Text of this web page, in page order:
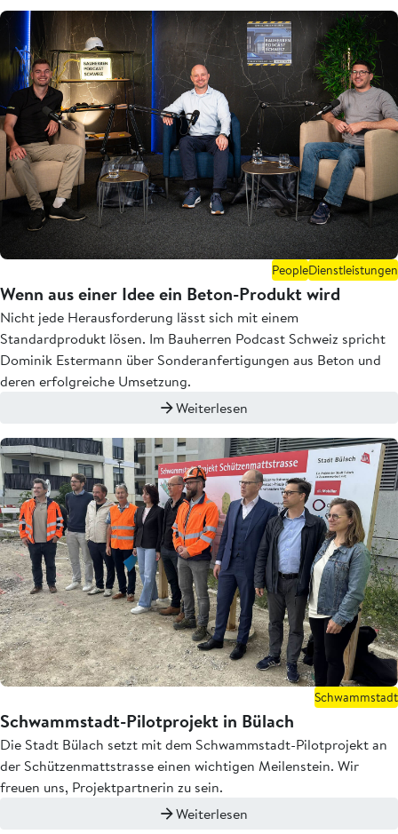
PeopleDienstleistungen
Wenn aus einer Idee ein Beton-Produkt wird
Nicht jede Herausforderung lässt sich mit einem
Standardprodukt lösen. Im Bauherren Podcast Schweiz spricht
Dominik Estermann über Sonderanfertigungen aus Beton und
deren erfolgreiche Umsetzung.
Weiterlesen
Schwammstadt
Schwammstadt-Pilotprojekt in Bülach
Die Stadt Bülach setzt mit dem Schwammstadt-Pilotprojekt an
der Schützenmattstrasse einen wichtigen Meilenstein. Wir
freuen uns, Projektpartnerin zu sein.
Weiterlesen